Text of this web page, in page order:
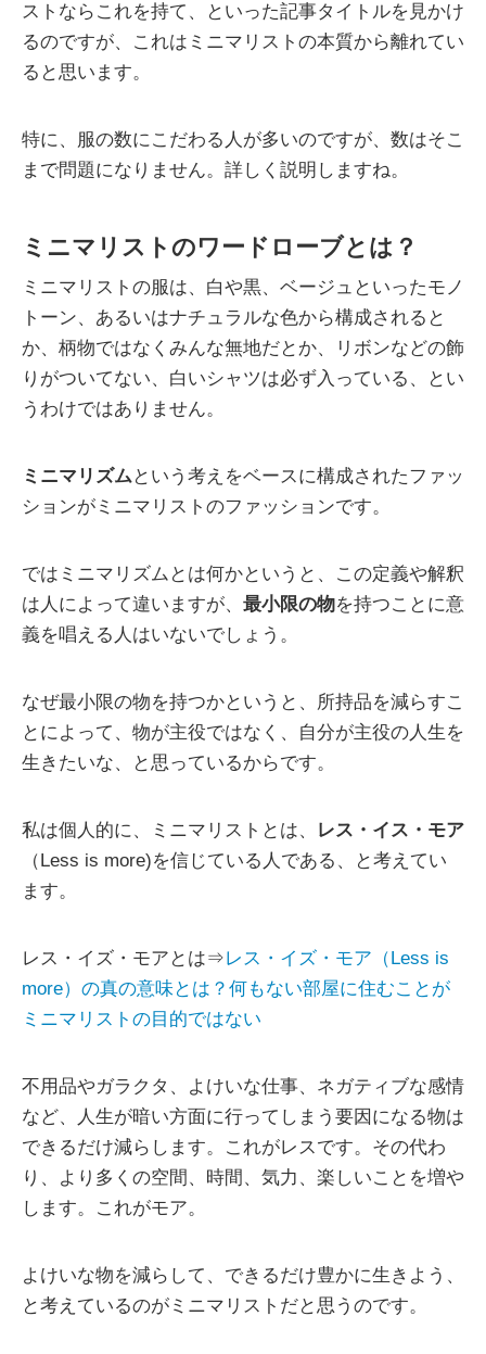
ストならこれを持て、といった記事タイトルを見かけ
るのですが、これはミニマリストの本質から離れてい
ると思います。
特に、服の数にこだわる人が多いのですが、数はそこ
まで問題になりません。詳しく説明しますね。
ミニマリストのワードローブとは？
ミニマリストの服は、白や黒、ベージュといったモノ
トーン、あるいはナチュラルな色から構成されると
か、柄物ではなくみんな無地だとか、リボンなどの飾
りがついてない、白いシャツは必ず入っている、とい
うわけではありません。
ミニマリズムという考えをベースに構成されたファッ
ションがミニマリストのファッションです。
ではミニマリズムとは何かというと、この定義や解釈
は人によって違いますが、 最小限の物を持つことに意
義を唱える人はいないでしょう。
なぜ最小限の物を持つかというと、所持品を減らすこ
とによって、物が主役ではなく、自分が主役の人生を
生きたいな、と思っているからです。
私は個人的に、ミニマリストとは、
レス・イス・モア
（Less is more)を信じている人である、と考えてい
ます。
レス・イズ・モアとは⇒レス・イズ・モア（Less is
more）の真の意味とは？何もない部屋に住むことが
ミニマリストの目的ではない
不用品やガラクタ、よけいな仕事、ネガティブな感情
など、人生が暗い方面に行ってしまう要因になる物は
できるだけ減らします。これがレスです。その代わ
り、より多くの空間、時間、気力、楽しいことを増や
します。これがモア。
よけいな物を減らして、できるだけ豊かに生きよう、
と考えているのがミニマリストだと思うのです。